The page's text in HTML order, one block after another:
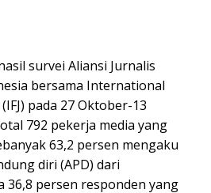
survei Aliansi Jurnalis
bersama International
pada 27 Oktober-13
792 pekerja media yang
63,2 persen mengaku
diri (APD) dari
36,8 persen responden yang